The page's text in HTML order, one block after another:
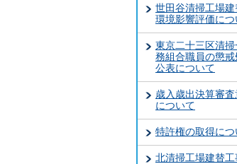
世田谷清掃工場
環境影響評価につ
東京二十三区清
務組合職員の懲
公表について
歳入歳出決算審
について
特許権の取得につ
北清掃工場建替工